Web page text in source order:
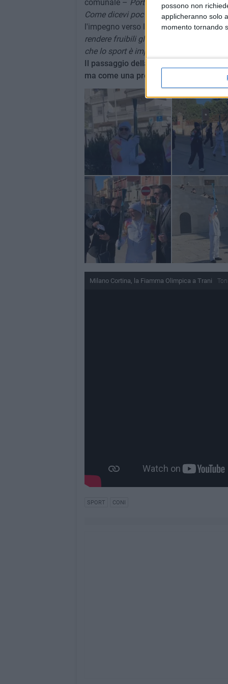
possono non
applicheranno solo
momento tornando
comunale – Portare la fiaccola
Come dicevi poc'anzi, sarà un bel 2026
l'impegno verso le infrastrutture
rendere fruibili gli impianti già esistenti,
che lo sport è importante, è di tutti e
Il passaggio della fiamma si chiude
ma come una promessa di impegno
Milano Cortina, la Fiamma Olimpica a Trani
SPORT CONI